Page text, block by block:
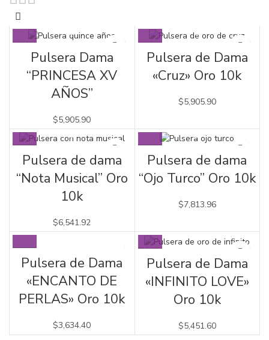
Pulsera Dama
“PRINCESA XV
AÑOS”
$5,905.90
Pulsera de Dama
«Cruz» Oro 10k
$5,905.90
Pulsera de dama
“Nota Musical” Oro
10k
$6,541.92
Pulsera de dama
“Ojo Turco” Oro 10k
$7,813.96
Pulsera de Dama
«ENCANTO DE
PERLAS» Oro 10k
$3,634.40
Pulsera de Dama
«INFINITO LOVE»
Oro 10k
$5,451.60